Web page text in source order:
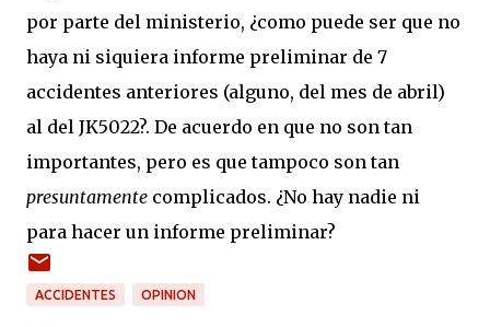
por parte del ministerio, ¿como puede ser que no
haya ni siquiera informe preliminar de 7
accidentes anteriores (alguno, del mes de abril)
al del JK5022?. De acuerdo en que no son tan
importantes, pero es que tampoco son tan
presuntamente complicados. ¿No hay nadie ni
para hacer un informe preliminar?
ACCIDENTES OPINION